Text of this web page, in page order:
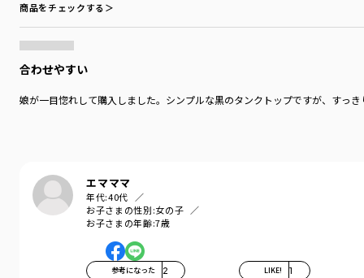
商品をチェックする＞
合わせやすい
娘が一目惚れして購入しました。シンプルな黒のタンクトップですが、すっ
エマママ
年代:40代
お子さまの性別:女の子
お子さまの年齢:7歳
参考になった 2 LIKE! 1
サイズ：サイズ130
シーズン
／2026春夏